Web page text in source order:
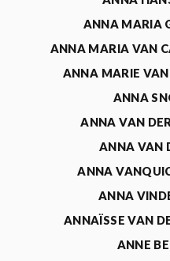
ANNA MARIA
ANNA MARIA VAN
ANNA MARIE
ANNA
ANNA VAN
ANNA VAN
ANNA
ANNA
ANNAÏSSE VAN
ANNE